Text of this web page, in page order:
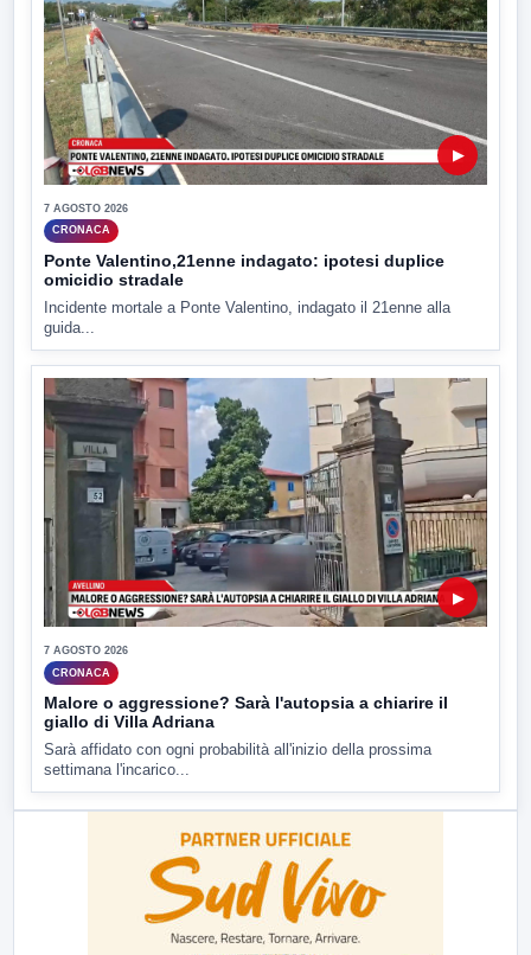
▶
7 AGOSTO 2026
CRONACA
Ponte Valentino,21enne indagato: ipotesi duplice
omicidio stradale
Incidente mortale a Ponte Valentino, indagato il 21enne alla
guida...
▶
7 AGOSTO 2026
CRONACA
Malore o aggressione? Sarà l'autopsia a chiarire il
giallo di Villa Adriana
Sarà affidato con ogni probabilità all'inizio della prossima
settimana l'incarico...